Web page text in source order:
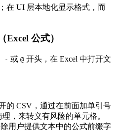
在 UI 层本地化显示格式，而
公式）
- 或 @ 开头，在 Excel 中打开文
的 CSV，通过在前面加单引号
，来转义有风险的单元格。
用户提供文本中的公式前缀字